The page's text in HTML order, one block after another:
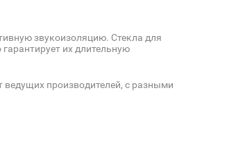
звукоизоляцию. Стекла для
их длительную
ведущих производителей, с разными